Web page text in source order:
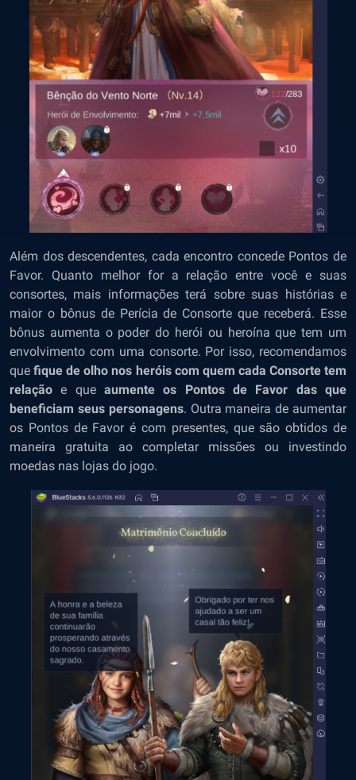
Além dos descendentes, cada encontro concede Pontos de
Favor. Quanto melhor for a relação entre você e suas
consortes, mais informações terá sobre suas histórias e
maior o bônus de Perícia de Consorte que receberá. Esse
bônus aumenta o poder do herói ou heroína que tem um
envolvimento com uma consorte. Por isso, recomendamos
quefique de olho nos heróis com quem cada Consorte tem
relaçãoe queaumente os Pontos de Favor das que
beneficiam seus personagens. Outra maneira de aumentar
os Pontos de Favor é com presentes, que são obtidos de
maneira gratuita ao completar missões ou investindo
moedas nas lojas do jogo.